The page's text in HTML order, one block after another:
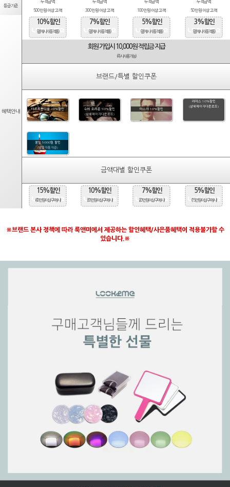
등급기준
누적금액
500만원 이상 고객
누적금액
300만원 이상 고객
누적금액
100만원 이상 고객
누적금액
50만원 이상 고객
혜택안내
10%할인
(결제시 자동적용)
7%할인
(결제시 자동적용)
5%할인
(결제시 자동적용)
3%할인
(결제시 자동적용)
회원 가입시 10,000원 적립금 지급
(즉시사용가능)
브랜드/특별 할인쿠폰
타르트옵티컬 20%할인
수비 오리온 50%할인
(상세페이지다운로드)
마스카 10%할인
라피스 10%할인
(상세페이지다운로드)
생일 5000원 할인
(당일자동지급)
금액대별 할인쿠폰
15%할인
(40만원 이상 구매시)
10%할인
(30만원 이상 구매시)
7%할인
(20만원 이상 구매시)
5%할인
(15만원 이상 구매시)
※브랜드 본사 정책에 따라 룩앤미에서 제공하는 할인혜택/사은품혜택이 적용불가할 수
있습니다.※